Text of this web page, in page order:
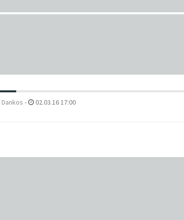
Dankos - 02.03.16 17:00